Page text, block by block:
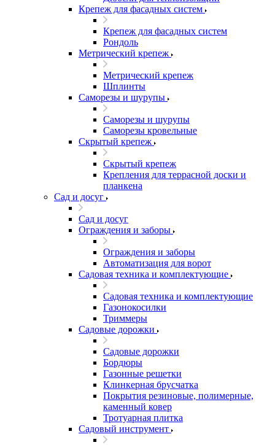
Крепеж для фасадных систем
Крепеж для фасадных систем
Рондоль
Метрический крепеж
Метрический крепеж
Шплинты
Саморезы и шурупы
Саморезы и шурупы
Саморезы кровельные
Скрытый крепеж
Скрытый крепеж
Крепления для террасной доски и
планкена
Сад и досуг
Сад и досуг
Ограждения и заборы
Ограждения и заборы
Автоматизация для ворот
Садовая техника и комплектующие
Садовая техника и комплектующие
Газонокосилки
Триммеры
Садовые дорожки
Садовые дорожки
Бордюры
Газонные решетки
Клинкерная брусчатка
Покрытия резиновые, полимерные,
каменный ковер
Тротуарная плитка
Садовый инструмент